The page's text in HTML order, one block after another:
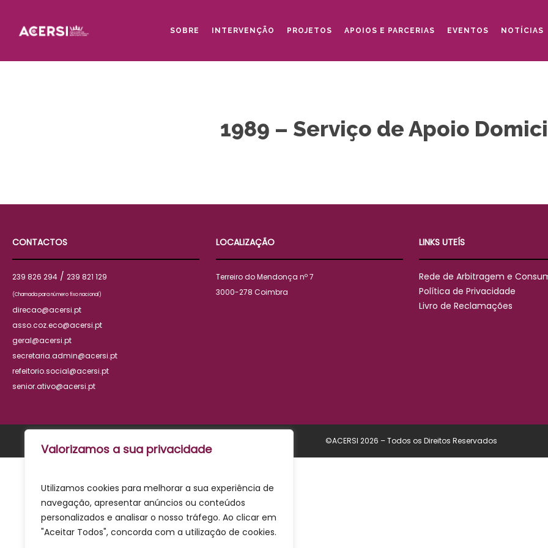
Valorizamos a sua privacidade
Utilizamos cookies para melhorar a sua experiência de
navegação, apresentar anúncios ou conteúdos
personalizados e analisar o nosso tráfego. Ao clicar em
"Aceitar Todos", concorda com a utilização de cookies.
main
SOBRE INTERVENÇÃO PROJETOS APOIOS E PARCERIAS EVENTOS NOTÍCIAS
1989 – Serviço de Apoio
CONTACTOS
239 826 294 /239 821 129
(Chamada para número fixo nacional)
direcao@acersi.pt
asso.coz.eco@acersi.pt
geral@acersi.pt
secretaria.admin@acersi.pt
refeitorio.social@acersi.pt
senior.ativo@acersi.pt
LOCALIZAÇÃO
Terreiro do Mendonça nº 7
3000-278 Coimbra
LINKS UTEÍS
Rede de Arbitragem e
Política de Privacidade
Livro de Reclamações
©ACERSI 2026 – Todos os Direitos Reservados